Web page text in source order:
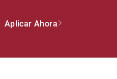
Aplicar Ahora